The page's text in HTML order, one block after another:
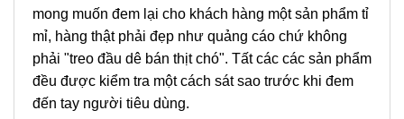
mong muốn đem lại cho khách hàng một sản phẩm tỉ
mỉ, hàng thật phải đẹp như quảng cáo chứ không
phải "treo đầu dê bán thịt chó". Tất các các sản phẩm
đều được kiểm tra một cách sát sao trước khi đem
đến tay người tiêu dùng.